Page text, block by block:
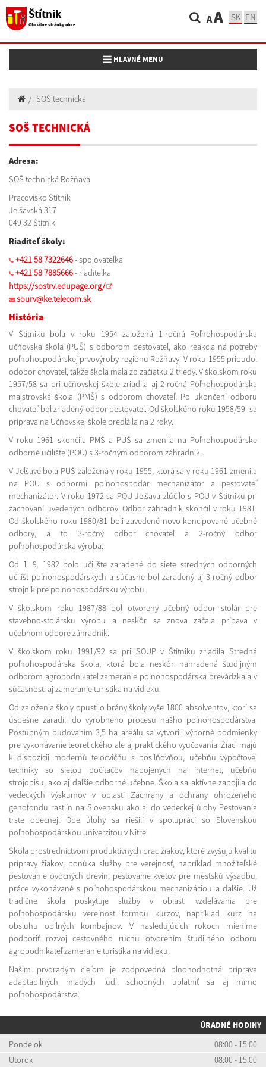
Štítnik
Oficiálne stránky obce AA SK EN
Toggle navigation
HLAVNÉ MENU
SOŠ technická
SOŠ TECHNICKÁ
Adresa:
SOŠ technická Rožňava
Pracovisko Štítnik
Jelšavská 317
049 32 Štítnik
Riaditeľ školy:
+421 58 7322646- spojovateľka
+421 58 7885666- riaditeľka
https://sostrv.edupage.org/
sourv@ke.telecom.sk
História
V Štítniku bola v roku 1954 založená 1-ročná Poľnohospodárska
učňovská škola (PUŠ) s odborom pestovateľ, ako reakcia na potreby
poľnohospodárskej prvovýroby regiónu Rožňavy. V roku 1955 pribudol
odobor chovateľ, takže škola mala zo začiatku 2 triedy. V školskom roku
1957/58 sa pri učňovskej škole zriadila aj 2-ročná Poľnohospodárska
majstrovská škola (PMŠ) s odborom chovateľ. Po ukončení odboru
chovateľ bol zriadený odbor pestovateľ. Od školského roku 1958/59 sa
príprava na Učňovskej škole predĺžila na 2 roky.
V roku 1961 skončila PMŠ a PUŠ sa zmenila na Poľnohospodárske
odborné učilište (POU) s 3-ročným odborom záhradník.
V Jelšave bola PUŠ založená v roku 1955, ktorá sa v roku 1961 zmenila
na POU s odbormi poľnohospodár mechanizátor a pestovateľ
mechanizátor. V roku 1972 sa POU Jelšava zlúčilo s POU v Štítniku pri
zachovaní uvedených odborov. Odbor záhradník skončil v roku 1981.
Od školského roku 1980/81 boli zavedené novo koncipované učebné
odbory, a to 3-ročný odbor chovateľ a 2-ročný odbor
poľnohospodárska výroba.
Od 1. 9. 1982 bolo učilište zaradené do siete stredných odborných
učilíšť poľnohospodárskych a súčasne bol zaradený aj 3-ročný odbor
strojník pre poľnohospodársku výrobu.
V školskom roku 1987/88 bol otvorený učebný odbor stolár pre
stavebno-stolársku výrobu a neskôr sa znova začala prípava v
učebnom odbore záhradník.
V školskom roku 1991/92 sa pri SOUP v Štítniku zriadila Stredná
poľnohospodárska škola, ktorá bola neskôr nahradená študijným
odborom agropodnikateľ zameranie poľnohospodárska prevádzka a v
súčasnosti aj zameranie turistika na vidieku.
Od založenia školy opustilo brány školy vyše 1800 absolventov, ktorí sa
úspešne zaradili do výrobného procesu nášho poľnohospodárstva.
Postupným budovaním 3,5 ha areálu sa vytvorili výborné podmienky
pre vykonávanie teoretického ale aj praktického vyučovania. Žiaci majú
k dispozícii modernú telocvičňu s posilňovňou, učebňu výpočtovej
techniky so sieťou počítačov napojených na internet, učebňu
strojopisu, ako aj ďalšie odborné učebne. Škola sa aktívne zapojila do
vedeckých výskumov v oblasti Záchrany a ochrany ohrozeného
genofondu rastlín na Slovensku ako aj do vedeckej úlohy Pestovania
trste obecnej. Obe úlohy sa riešili v spolupráci so Slovenskou
poľnohospodárskou univerzitou v Nitre.
Škola prostredníctvom produktívnych prác žiakov, ktoré zvyšujú kvalitu
prípravy žiakov, ponúka služby pre verejnosť, napríklad množiteľské
pestovanie ovocných drevín, pestovanie kvetov pre mestskú výsadbu,
práce vykonávané s poľnohospodárskou mechanizáciou a ďalšie. Už
tradične škola poskytuje služby v oblasti vzdelávania pre
poľnohospodársku verejnosť formou kurzov, napríklad kurz na
obsluhu obilných kombajnov. V nasledujúcich rokoch mienime
podporiť rozvoj cestovného ruchu otvorením študijného odboru
agropodnikateľ zameranie turistika na vidieku.
Našim prvoradým cieľom je zodpovedná plnohodnotná príprava
adaptabilných mladých ľudí, schopných uplatniť sa aj mimo
poľnohospodárstva.
ÚRADNÉ HODINY
Pondelok
08:00 - 15:00
Utorok
08:00 - 15:00